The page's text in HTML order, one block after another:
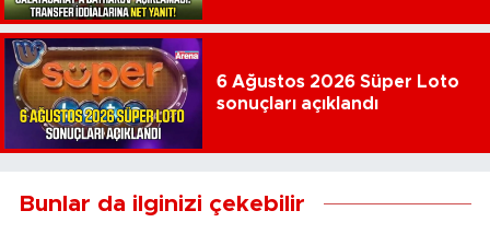
6 Ağustos 2026 Süper Loto
sonuçları açıklandı
Bunlar da ilginizi çekebilir